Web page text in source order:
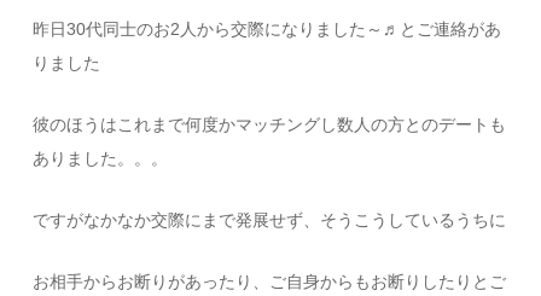
昨日30代同士のお2人から交際になりました～♬とご連絡があ
りました
彼のほうはこれまで何度かマッチングし数人の方とのデートも
ありました。。。
ですがなかなか交際にまで発展せず、そうこうしているうちに
お相手からお断りがあったり、ご自身からもお断りしたりとご